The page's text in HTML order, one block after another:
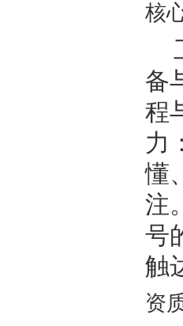
核
备
程
力
懂
注
号
触
资